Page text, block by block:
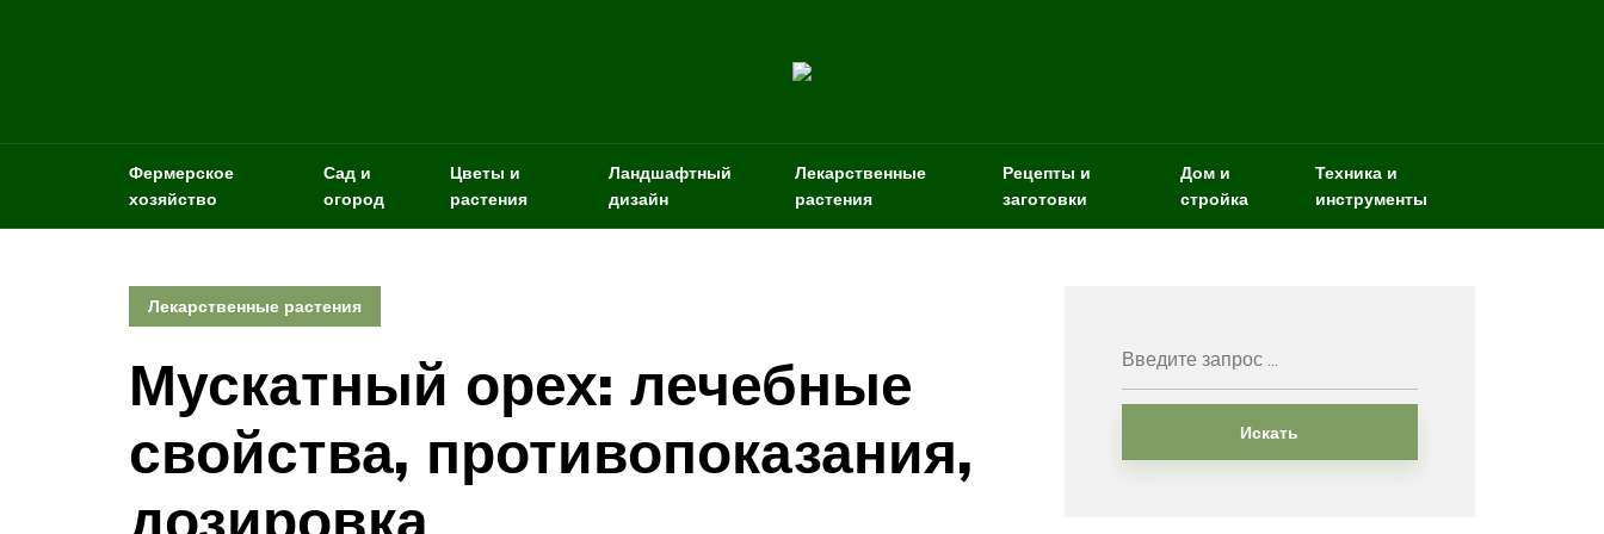
Фермерское
хозяйство
Сад и
огород
Цветы и
растения
Ландшафтный
дизайн
Лекарственные
растения
Рецепты и
заготовки
Дом и
стройка
Техника и
инструменты
Лекарственные растения
Мускатный орех: лечебные
свойства, противопоказания,
дозировка
Искать